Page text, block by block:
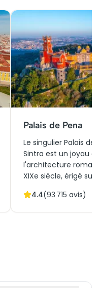
Palais de Pena
Le singulier Palais de
Sintra est un joyau de
l'architecture
XIXe siècle, érigé sur
monastère. Symbole
4.4(93 715 avis)